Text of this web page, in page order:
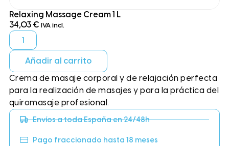
Relaxing Massage Cream 1 L
34,03 € IVA incl.
Añadir al carrito
Crema de masaje corporal y de relajación perfecta
para la realización de masajes y para la práctica del
quiromasaje profesional.
Envíos a toda España en 24/48h
Pago fraccionado hasta 18 meses